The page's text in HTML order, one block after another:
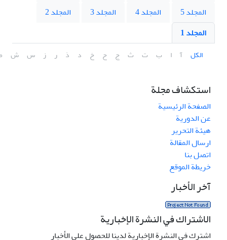
المجلد 5
المجلد 4 المجلد 3
المجلد 2
المجلد 1
الكل آ ا ب ت ث ج ح خ د ذ ر ز س ش
استكشاف مجلة
الصفحة الرئيسية
عن الدورية
هيئة التحرير
ارسال المقالة
اتصل بنا
خريطة الموقع
آخر الأخبار
الاشتراك في النشرة الإخبارية
اشترك في النشرة الإخبارية لدينا للحصول على الأخبار